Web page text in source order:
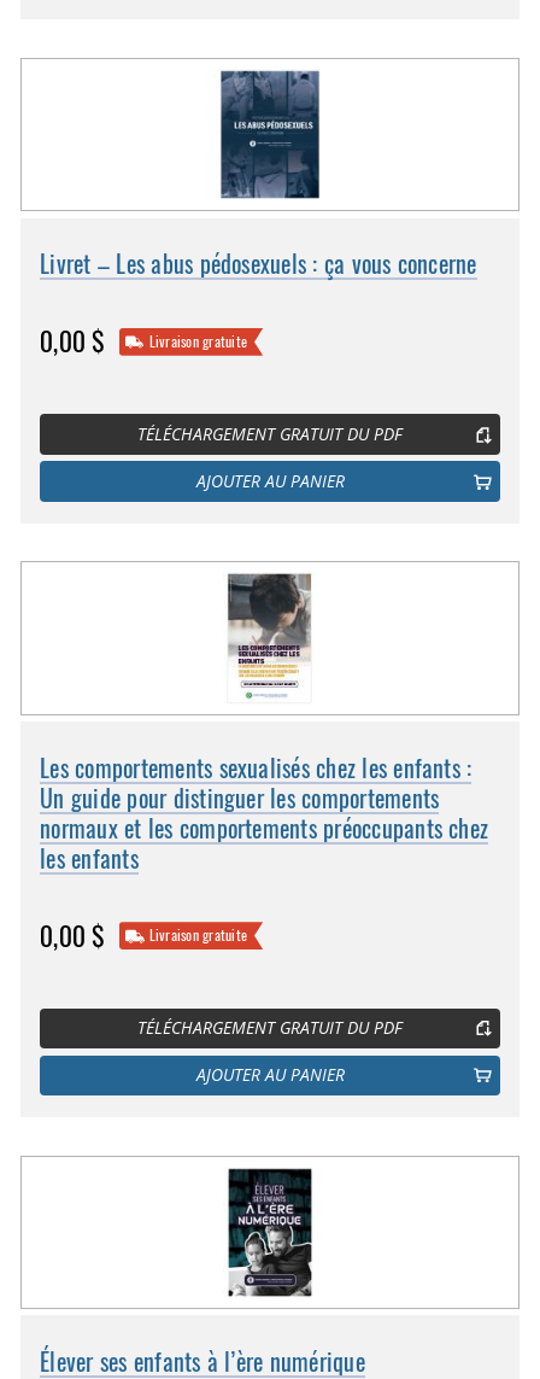
Livret – Les abus pédosexuels : ça vous concerne
0,00 $ Livraison gratuite
TÉLÉCHARGEMENT GRATUIT DU PDF
AJOUTER AU PANIER
Les comportements sexualisés chez les enfants :
Un guide pour distinguer les comportements
normaux et les comportements préoccupants chez
les enfants
0,00 $ Livraison gratuite
TÉLÉCHARGEMENT GRATUIT DU PDF
AJOUTER AU PANIER
Élever ses enfants à l’ère numérique